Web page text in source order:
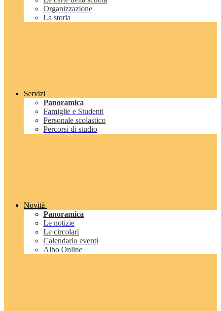
Organizzazione
La storia
Servizi
Panoramica
Famiglie e Studenti
Personale scolastico
Percorsi di studio
Novità
Panoramica
Le notizie
Le circolari
Calendario eventi
Albo Online